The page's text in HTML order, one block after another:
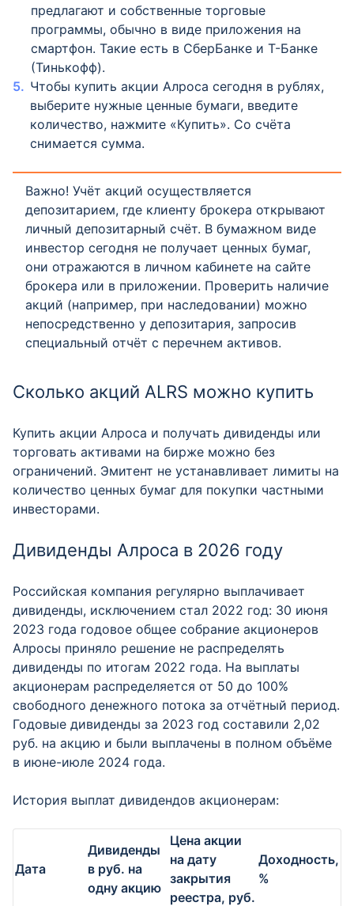
предлагают и собственные торговые
программы, обычно в виде приложения на
смартфон. Такие есть в СберБанке и Т-Банке
(Тинькофф).
Чтобы купить акции Алроса сегодня в рублях,
выберите нужные ценные бумаги, введите
количество, нажмите «Купить». Со счёта
снимается сумма.
Важно! Учёт акций осуществляется
депозитарием, где клиенту брокера открывают
личный депозитарный счёт. В бумажном виде
инвестор сегодня не получает ценных бумаг,
они отражаются в личном кабинете на сайте
брокера или в приложении. Проверить наличие
акций (например, при наследовании) можно
непосредственно у депозитария, запросив
специальный отчёт с перечнем активов.
Сколько акций ALRS можно купить
Купить акции Алроса и получать дивиденды или
торговать активами на бирже можно без
ограничений. Эмитент не устанавливает лимиты на
количество ценных бумаг для покупки частными
инвесторами.
Дивиденды Алроса в 2026 году
Российская компания регулярно выплачивает
дивиденды, исключением стал 2022 год: 30 июня
2023 года годовое общее собрание акционеров
Алросы приняло решение не распределять
дивиденды по итогам 2022 года. На выплаты
акционерам распределяется от 50 до 100%
свободного денежного потока за отчётный период.
Годовые дивиденды за 2023 год составили 2,02
руб. на акцию и были выплачены в полном объёме
в июне-июле 2024 года.
История выплат дивидендов акционерам:
Дата
Дивиденды
в руб. на
одну акцию
Цена акции
на дату
закрытия
реестра, руб.
Доходность,
%